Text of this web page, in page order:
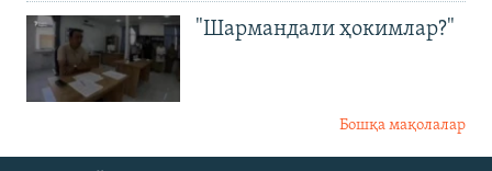
"Шармандали ҳокимлар?"
Бошқа мақолалар